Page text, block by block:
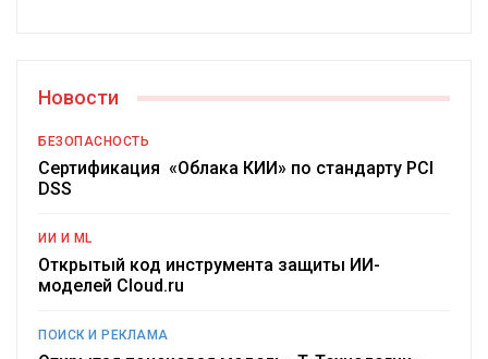
Новости
БЕЗОПАСНОСТЬ
Сертификация «Облака КИИ» по стандарту PCI
DSS
ИИ И ML
Открытый код инструмента защиты ИИ-
моделей Cloud.ru
ПОИСК И РЕКЛАМА